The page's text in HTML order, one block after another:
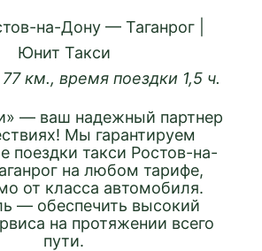
на-Дону — Таганрог |
Юнит Такси
км., время поездки 1,5 ч.
— ваш надежный партнер
Мы гарантируем
поездки такси Ростов-на-
на любом тарифе,
от класса автомобиля.
— обеспечить высокий
на протяжении всего
пути.